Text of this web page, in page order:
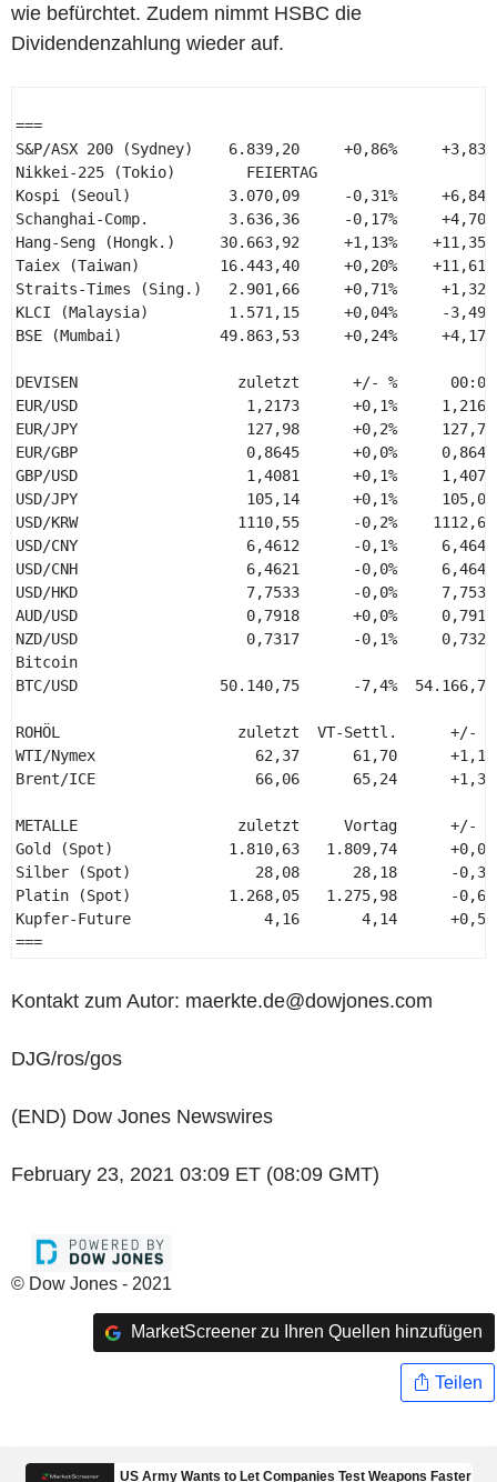
wie befürchtet. Zudem nimmt HSBC die
Dividendenzahlung wieder auf.
===
S&P/ASX 200 (Sydney)    6.839,20     +0,86%
Nikkei-225 (Tokio)        FEIERTAG
Kospi (Seoul)           3.070,09     -0,31%
Schanghai-Comp.         3.636,36     -0,17%
Hang-Seng (Hongk.)     30.663,92     +1,13%
Taiex (Taiwan)         16.443,40     +0,20%
Straits-Times (Sing.)   2.901,66     +0,71%
KLCI (Malaysia)         1.571,15     +0,04%     -
BSE (Mumbai)           49.863,53     +0,24%
DEVISEN                  zuletzt      +/- %      00:00
EUR/USD                   1,2173      +0,1%
EUR/JPY                   127,98      +0,2%
EUR/GBP                   0,8645      +0,0%
GBP/USD                   1,4081      +0,1%
USD/JPY                   105,14      +0,1%
USD/KRW                  1110,55      -0,2%
USD/CNY                   6,4612      -0,1%
USD/CNH                   6,4621      -0,0%
USD/HKD                   7,7533      -0,0%
AUD/USD                   0,7918      +0,0%
NZD/USD                   0,7317      -0,1%
Bitcoin
BTC/USD                50.140,75      -7,4%  54.166,75
ROHÖL                    zuletzt  VT-Settl.      +/- %
WTI/Nymex                  62,37      61,70
Brent/ICE                  66,06      65,24
METALLE                  zuletzt     Vortag      +/- %
Gold (Spot)             1.810,63   1.809,74
Silber (Spot)              28,08      28,18      -
Platin (Spot)           1.268,05   1.275,98      -
Kupfer-Future               4,16       4,14      +0,5%
===
Kontakt zum Autor: maerkte.de@dowjones.com
DJG/ros/gos
(END) Dow Jones Newswires
February 23, 2021 03:09 ET (08:09 GMT)
© Dow Jones - 2021
MarketScreener zu Ihren Quellen hinzufügen
Teilen